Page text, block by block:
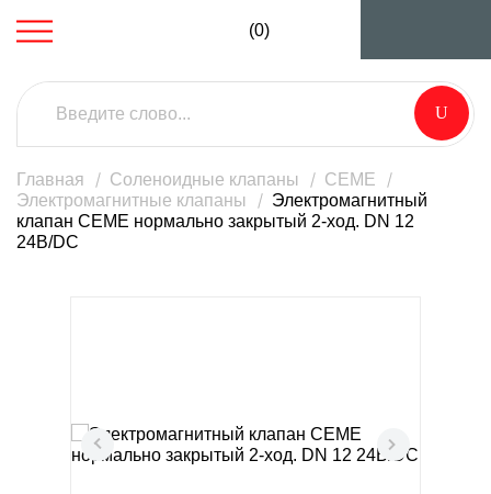
(0)
Главная Соленоидные клапаны
CEME
Электромагнитные клапаны
Электромагнитный
клапан CEME нормально закрытый 2-ход. DN 12
24В/DC